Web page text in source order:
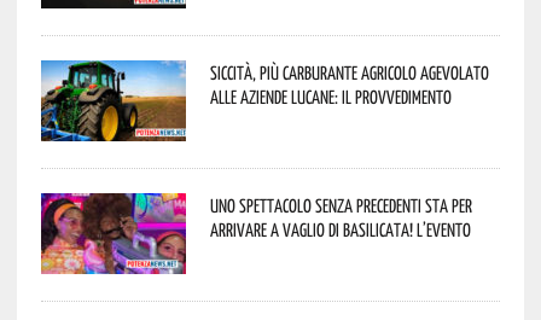
Siccità, più carburante agricolo agevolato
alle aziende lucane: il provvedimento
Uno spettacolo senza precedenti sta per
arrivare a Vaglio di Basilicata! L’evento